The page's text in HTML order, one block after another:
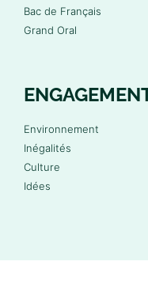
Bac de Français
Grand Oral
Environnement
Inégalités
Culture
Idées